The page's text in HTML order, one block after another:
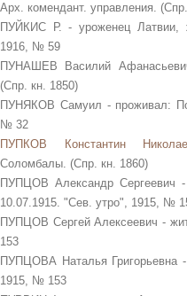
Арх. комендант. управления.
ПУЙКИС Р. - уроженец Латвии,
1916, № 59
ПУНАШЕВ Василий
(Спр. кн. 1850)
ПУНЯКОВ Самуил - проживал:
№ 32
ПУПКОВ Константин
Соломбалы. (Спр. кн. 1860)
ПУПЦОВ Александр Сергеевич
10.07.1915. "Сев. утро", 1915, №
ПУПЦОВ Сергей Алексеевич -
153
ПУПЦОВА Наталья Григорьевна
1915, № 153